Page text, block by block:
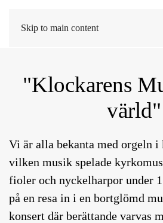
Skip to main content
MENY
"Klockarens
värld"
Vi är alla bekanta med orgeln i
vilken musik spelade
fioler och nyckelharpor under
på en resa in i en bortglömd
konsert där berättande varvas